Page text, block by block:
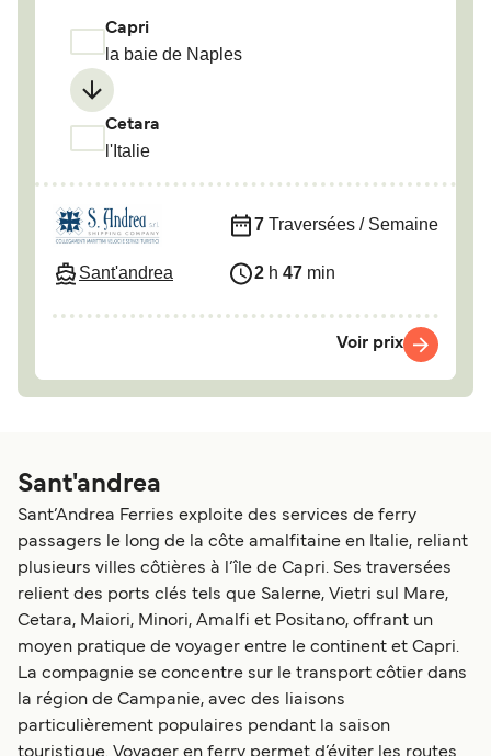
Capri
la baie de Naples
Cetara
l'Italie
Sant'andrea
7 Traversées / Semaine
2 h 47 min
Voir prix
Sant'andrea
Sant’Andrea Ferries exploite des services de ferry
passagers le long de la côte amalfitaine en Italie, reliant
plusieurs villes côtières à l’île de Capri. Ses traversées
relient des ports clés tels que Salerne, Vietri sul Mare,
Cetara, Maiori, Minori, Amalfi et Positano, offrant un
moyen pratique de voyager entre le continent et Capri.
La compagnie se concentre sur le transport côtier dans
la région de Campanie, avec des liaisons
particulièrement populaires pendant la saison
touristique. Voyager en ferry permet d’éviter les routes